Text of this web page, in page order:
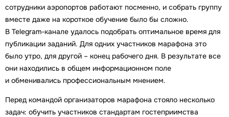
сотрудники аэропортов работают посменно, и собрать группу
вместе даже на короткое обучение было бы сложно.
В Telegram-канале удалось подобрать оптимальное время для
публикации заданий. Для одних участников марафона это
было утро, для другой – конец рабочего дня. В результате все
они находились в общем информационном поле
и обменивались профессиональным мнением.
Перед командой организаторов марафона стояло несколько
задач: обучить участников стандартам гостеприимства